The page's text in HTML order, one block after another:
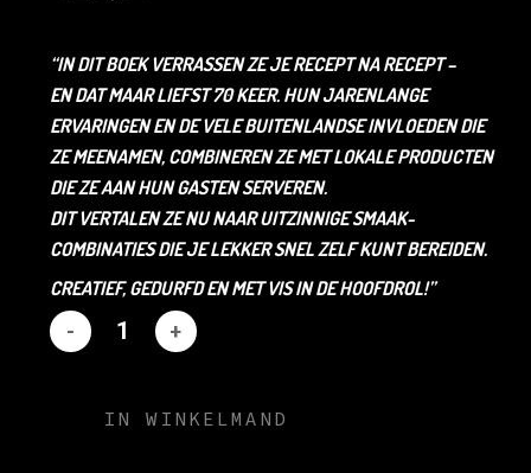
“IN DIT BOEK VERRASSEN ZE JE RECEPT NA RECEPT –
EN DAT MAAR LIEFST 70 KEER. HUN JARENLANGE
ERVARINGEN EN DE VELE BUITENLANDSE INVLOEDEN DIE
ZE MEENAMEN, COMBINEREN ZE MET LOKALE PRODUCTEN
DIE ZE AAN HUN GASTEN SERVEREN.
DIT VERTALEN ZE NU NAAR UITZINNIGE SMAAK-
COMBINATIES DIE JE LEKKER SNEL ZELF KUNT BEREIDEN.
CREATIEF, GEDURFD EN MET VIS IN DE HOOFDROL!”
IN WINKELMAND